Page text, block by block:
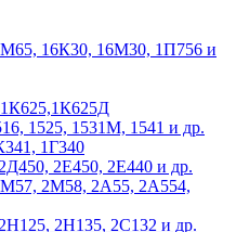
16К30, 16М30, 1П756 и
1К625,1К625Д
1525, 1531М, 1541 и др.
1Г340
2Е450, 2Е440 и др.
2М58, 2А55, 2А554,
2Н135, 2С132 и др.